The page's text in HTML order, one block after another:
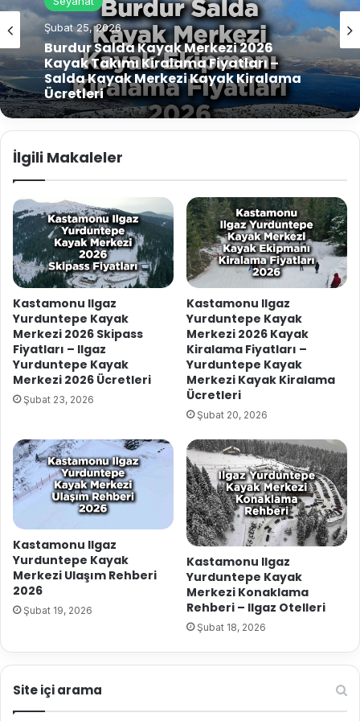
Şubat 25, 2026
Burdur Salda Kayak Merkezi 2026
Kayak Takımı Kiralama Fiyatları –
Salda Kayak Merkezi Kayak Kiralama
Ücretleri
İlgili Makaleler
Kastamonu Ilgaz
Yurduntepe Kayak
Merkezi 2026 Skipass
Fiyatları – Ilgaz
Yurduntepe Kayak
Merkezi 2026 Ücretleri
Şubat 23, 2026
Kastamonu Ilgaz
Yurduntepe Kayak
Merkezi 2026 Kayak
Kiralama Fiyatları –
Yurduntepe Kayak
Merkezi Kayak Kiralama
Ücretleri
Şubat 20, 2026
Kastamonu Ilgaz
Yurduntepe Kayak
Merkezi Ulaşım Rehberi
2026
Şubat 19, 2026
Kastamonu Ilgaz
Yurduntepe Kayak
Merkezi Konaklama
Rehberi – Ilgaz Otelleri
Şubat 18, 2026
Site içi arama